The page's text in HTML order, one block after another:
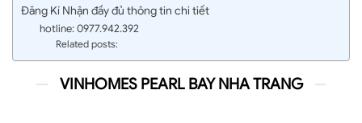
Đăng Kí Nhận đầy đủ thông tin chi tiết
hotline: 0977.942.392
Related posts:
VINHOMES PEARL BAY NHA TRANG